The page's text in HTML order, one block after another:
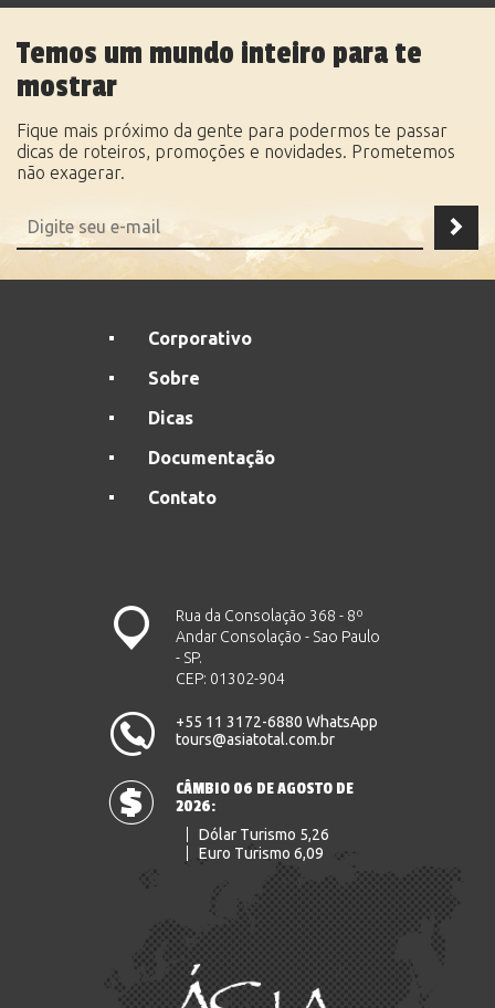
Temos um mundo inteiro para te
mostrar
Fique mais próximo da gente para podermos te passar
dicas de roteiros, promoções e novidades. Prometemos
não exagerar.
Corporativo
Sobre
Dicas
Documentação
Contato
Rua da Consolação 368 - 8º
Andar Consolação - Sao Paulo
- SP.
CEP: 01302-904
+55 11 3172-6880 WhatsApp
tours@asiatotal.com.br
CÂMBIO 06 DE AGOSTO DE
2026:
Dólar Turismo 5,26
Euro Turismo 6,09